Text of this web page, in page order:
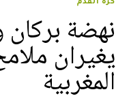
نهضة بركان
يغيران
المغربية